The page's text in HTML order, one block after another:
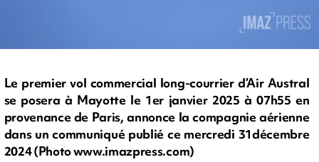
Le premier vol commercial long-courrier d’Air Austral
se posera à Mayotte le 1er janvier 2025 à 07h55 en
provenance de Paris, annonce la compagnie aérienne
dans un communiqué publié ce mercredi 31décembre
2024 (Photo www.imazpress.com)